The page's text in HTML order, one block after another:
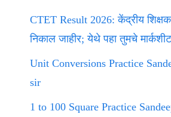
CTET Result 2026: केंद्रीय शिक्षक
निकाल जाहीर; येथे पहा तुमचे
Unit Conversions Practice
sir
1 to 100 Square Practice